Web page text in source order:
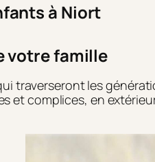
à Niort
votre famille
traverseront les
et complices, en